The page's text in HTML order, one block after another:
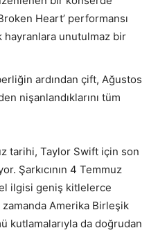
Heart’ performansı
hayranlara unutulmaz bir
ardından çift, Ağustos
nişanlandıklarını tüm
tarihi, Taylor Swift için son
Şarkıcının 4 Temmuz
ilgisi geniş kitlelerce
Amerika Birleşik
kutlamalarıyla da doğrudan